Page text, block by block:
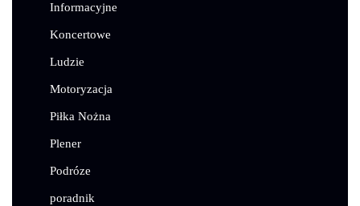
Informacyjne
Koncertowe
Ludzie
Motoryzacja
Piłka Nożna
Plener
Podróze
poradnik